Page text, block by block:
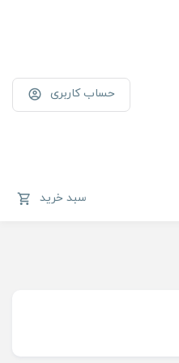
حساب کاربری
سبد خرید